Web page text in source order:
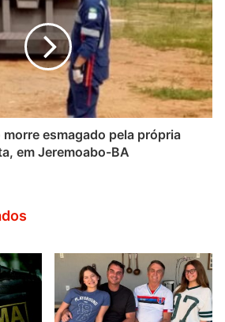
esmagado pela própria
em Jeremoabo-BA